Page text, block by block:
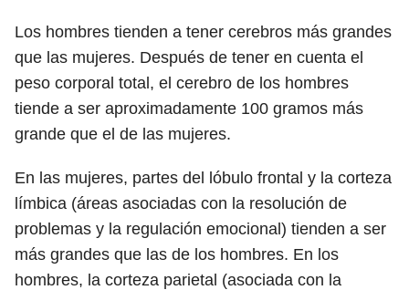
Los hombres tienden a tener cerebros más grandes
que las mujeres. Después de tener en cuenta el
peso corporal total, el cerebro de los hombres
tiende a ser aproximadamente 100 gramos más
grande que el de las mujeres.
En las mujeres, partes del lóbulo frontal y la corteza
límbica (áreas asociadas con la resolución de
problemas y la regulación emocional) tienden a ser
más grandes que las de los hombres. En los
hombres, la corteza parietal (asociada con la